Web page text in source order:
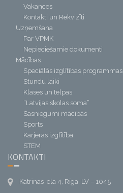
Vakances
Kontakti un Rekvizīti
Uzņemšana
Par VPMK
Nepieciešamie dokumenti
Mācības
Speciālās izglītības programmas
Stundu laiki
Klases un telpas
“Latvijas skolas soma”
Sasniegumi mācībās
Sports
Karjeras izglītība
STEM
KONTAKTI
Katrīnas iela 4, Rīga, LV – 1045